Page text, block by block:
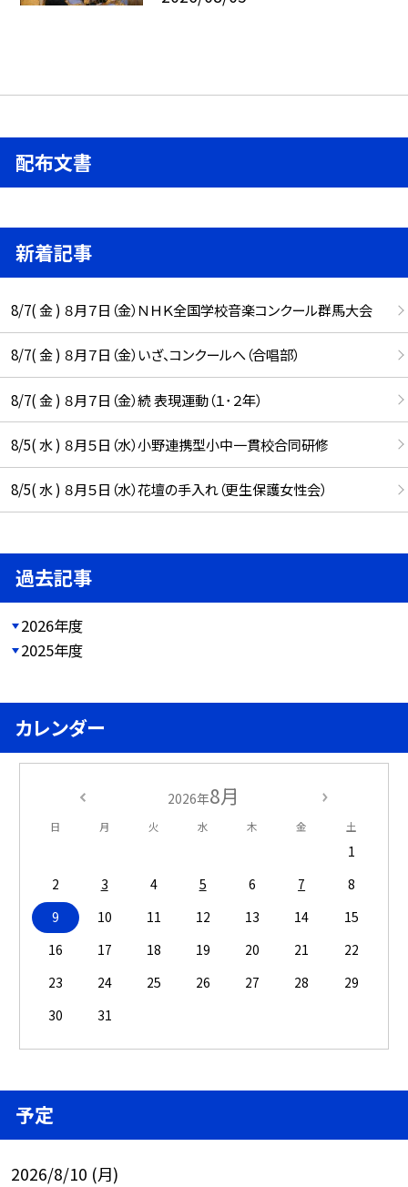
配布文書
新着記事
8/7( 金 ) ８月７日（金）ＮＨＫ全国学校音楽コンクール群馬大会
8/7( 金 ) ８月７日（金）いざ、コンクールへ（合唱部）
8/7( 金 ) ８月７日（金）続 表現運動（１･２年）
8/5( 水 ) ８月５日（水）小野連携型小中一貫校合同研修
8/5( 水 ) ８月５日（水）花壇の手入れ（更生保護女性会）
過去記事
2026年度
2025年度
カレンダー
2026年8月
日 月 火 水 木 金 土
1
2
3 4 5 6 7
8
9
10 11 12 13 14
15
16
17 18 19 20 21
22
23
24 25 26 27 28
29
30
31
予定
2026/8/10 (月)